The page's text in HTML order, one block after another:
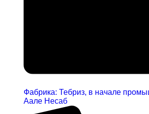
Фабрика: Тебриз, в начале
Аале Несаб